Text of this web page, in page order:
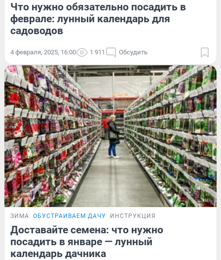
Что нужно обязательно посадить в
феврале: лунный календарь для
садоводов
4 февраля, 2025, 16:00 1 911 Обсудить
ЗИМА ОБУСТРАИВАЕМ ДАЧУ ИНСТРУКЦИЯ
Доставайте семена: что нужно
посадить в январе — лунный
календарь дачника